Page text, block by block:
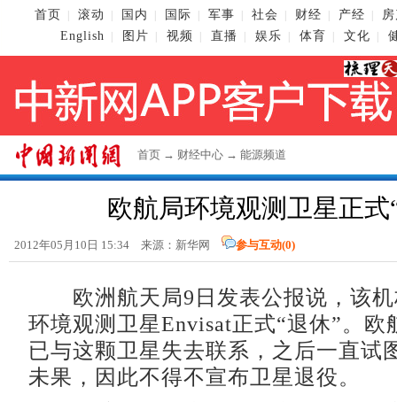
首页 滚动 国内 国际 军事 社会 财经 产经
English
图片 视频 直播 娱乐 体育 文化
首页 → 财经中心 → 能源频道
欧航局环境观测卫星正式
2012年05月10日 15:34 来源：新华网 参与互动(0)
欧洲航天局9日发表公报说，该机
环境观测卫星Envisat正式“退休”。欧
已与这颗卫星失去联系，之后一直试
未果，因此不得不宣布卫星退役。